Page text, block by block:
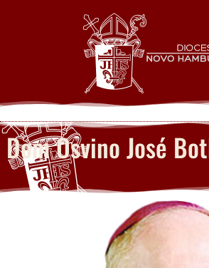
Dom Osvino José